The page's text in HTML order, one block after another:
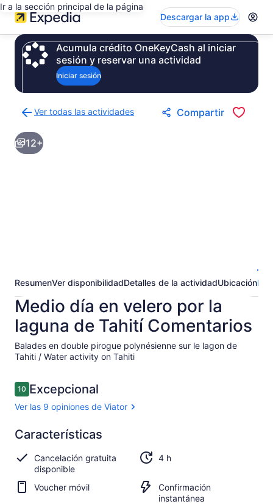
Ir a la sección principal de la página
Descargar la app
Acumula crédito OneKeyCash al iniciar
sesión y reservar una actividad
Iniciar sesión
Ver todas las actividades
a
la
página
Compartir
12+
ResumenVer disponibilidadDetalles de la actividadUbicación
Medio día en velero por la
laguna de Tahití Comentarios
Balades en double pirogue polynésienne sur le lagon de
Tahiti / Water activity on Tahiti​
Opiniones
1010 de 10,
Excepcional
Ver las 9 opiniones de Viator
10.0
10.0 de 10
Excepcional
Ver las 9
opiniones
de Viator
Características
Cancelación gratuita
disponible
4 h
Voucher móvil
Confirmación
instantánea